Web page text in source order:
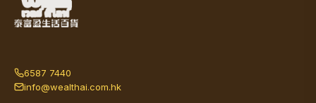
6587 7440
info@wealthai.com.hk